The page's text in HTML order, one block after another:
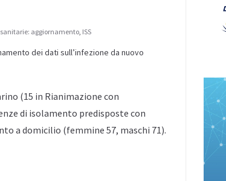
aggiornamento, ISS
dei dati sull’infezione da nuovo
(15 in Rianimazione con
di isolamento predisposte con
a domicilio (femmine 57, maschi 71).